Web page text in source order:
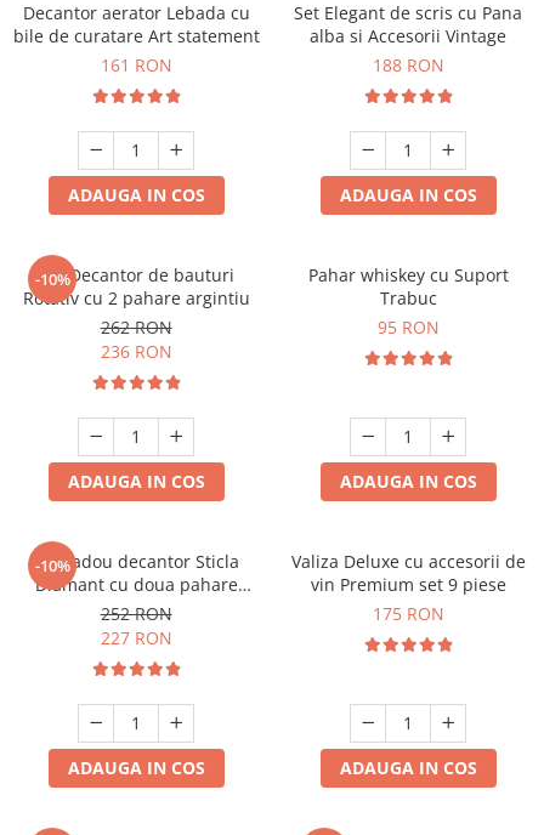
Decantor aerator Lebada cu
bile de curatare Art statement
161 RON
ADAUGA IN COS
Set Elegant de scris cu Pana
alba si Accesorii Vintage
188 RON
ADAUGA IN COS
-10%
Set Decantor de bauturi
Rotativ cu 2 pahare argintiu
262 RON
236 RON
ADAUGA IN COS
Pahar whiskey cu Suport
Trabuc
95 RON
ADAUGA IN COS
-10%
Set cadou decantor Sticla
Diamant cu doua pahare
Deluxe
252 RON
227 RON
ADAUGA IN COS
Valiza Deluxe cu accesorii de
vin Premium set 9 piese
175 RON
ADAUGA IN COS